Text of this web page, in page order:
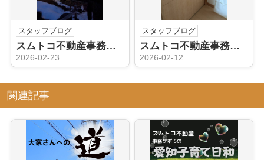
スタッフブログ
スムトコ不動産事務サポートSのブログ『岐阜へ日帰りの旅』
2026-02-23
スタッフブログ
スムトコ不動産事務サポートSのブログ『元気すぎる男子ママの救世主～家具・建具リペア職人さん』
2026-02-12
関連記事